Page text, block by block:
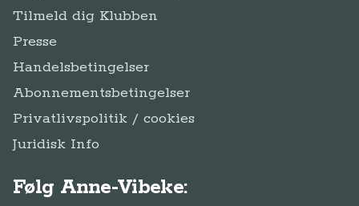
Tilmeld dig Klubben
Presse
Handelsbetingelser
Abonnementsbetingelser
Privatlivspolitik / cookies
Juridisk Info
Følg Anne-Vibeke: